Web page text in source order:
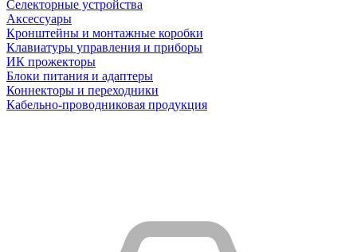
Селекторные устройства
Аксессуары
Кронштейны и монтажные коробки
Клавиатуры управления и приборы
ИК прожекторы
Блоки питания и адаптеры
Коннекторы и переходники
Кабельно-проводниковая продукция